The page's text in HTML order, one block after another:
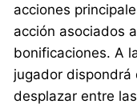
acciones
acción asociados
bonificaciones. A
jugador dispondrá
desplazar entre